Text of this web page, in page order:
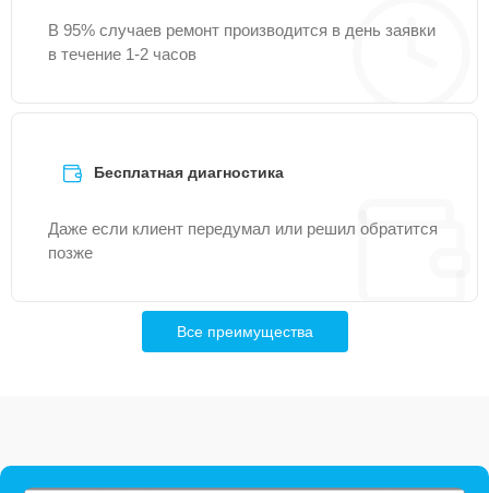
В 95% случаев ремонт производится в день заявки
в течение 1-2 часов
Бесплатная диагностика
Даже если клиент передумал или решил обратится
позже
Все преимущества